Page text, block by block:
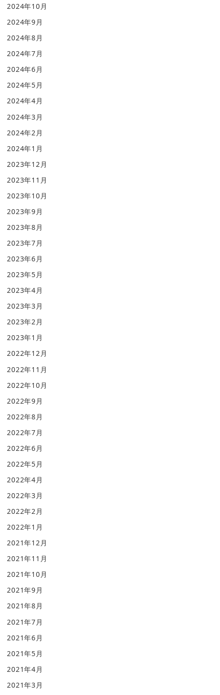
2024年10月
2024年9月
2024年8月
2024年7月
2024年6月
2024年5月
2024年4月
2024年3月
2024年2月
2024年1月
2023年12月
2023年11月
2023年10月
2023年9月
2023年8月
2023年7月
2023年6月
2023年5月
2023年4月
2023年3月
2023年2月
2023年1月
2022年12月
2022年11月
2022年10月
2022年9月
2022年8月
2022年7月
2022年6月
2022年5月
2022年4月
2022年3月
2022年2月
2022年1月
2021年12月
2021年11月
2021年10月
2021年9月
2021年8月
2021年7月
2021年6月
2021年5月
2021年4月
2021年3月